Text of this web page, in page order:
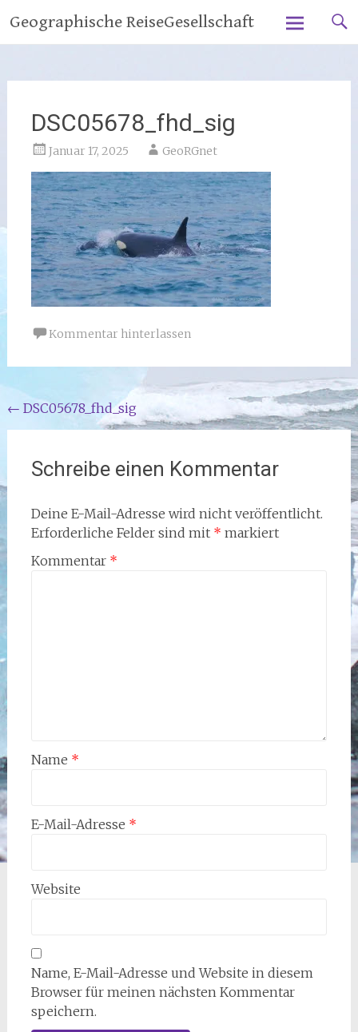
Inhalt
springen
Geographische ReiseGesellschaft
DSC05678_fhd_sig
Januar 17, 2025 GeoRGnet
Kommentar hinterlassen
Beitragsnavigation
← DSC05678_fhd_sig
Schreibe einen Kommentar
Deine E-Mail-Adresse wird nicht veröffentlicht.
Erforderliche Felder sind mit * markiert
Kommentar *
Name *
E-Mail-Adresse *
Website
Name, E-Mail-Adresse und Website in diesem
Browser für meinen nächsten Kommentar
speichern.